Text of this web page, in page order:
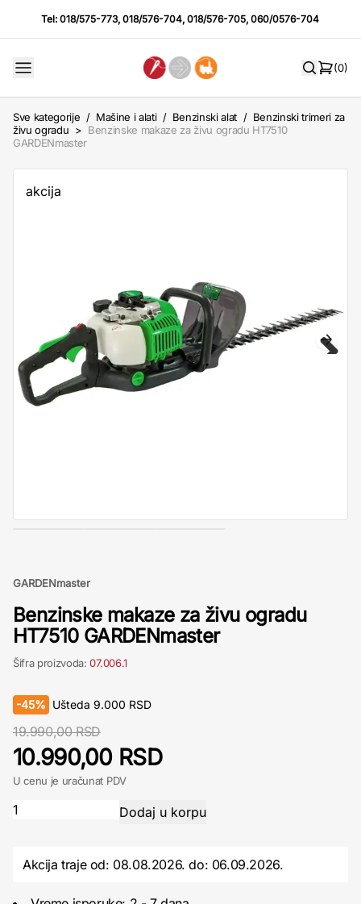
Tel:018/575-773,018/576-704,018/576-705,060/0576-704
(0)
Sve kategorije / Mašine i alati / Benzinski alat / Benzinski trimeri za
živu ogradu > Benzinske makaze za živu ogradu HT7510
GARDENmaster
akcija
GARDENmaster
Benzinske makaze za živu ogradu
HT7510 GARDENmaster
Šifra proizvoda:07.006.1
-45% Ušteda 9.000 RSD
19.990,00 RSD
10.990,00 RSD
U cenu je uračunat PDV
Akcija traje od: 08.08.2026.do: 06.09.2026.